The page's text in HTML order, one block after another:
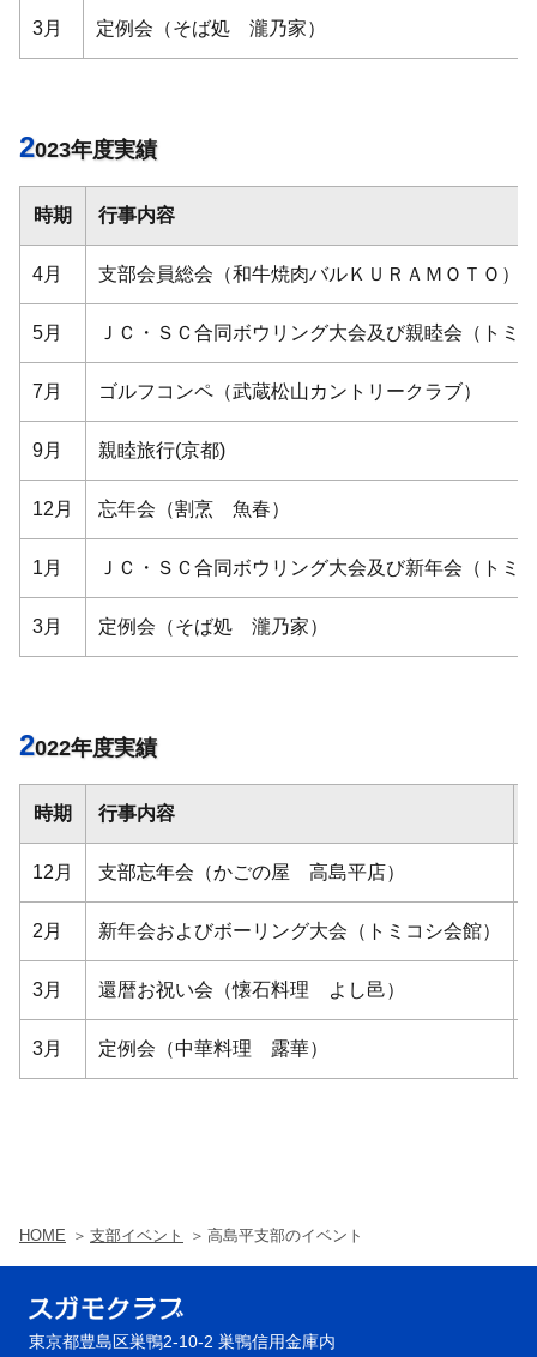
HOME 支部イベント 高島平支部のイベント
3月 定例会（そば処 瀧乃家）
2023年度実績
時期 行事内容
4月 支部会員総会（和牛焼肉バルＫＵＲＡＭＯＴＯ）
5月 ＪＣ・ＳＣ合同ボウリング大会及び親睦会（トミ
7月 ゴルフコンペ（武蔵松山カントリークラブ）
9月 親睦旅行(京都)
12月 忘年会（割烹 魚春）
1月 ＪＣ・ＳＣ合同ボウリング大会及び新年会（トミ
3月 定例会（そば処 瀧乃家）
2022年度実績
時期 行事内容
12月 支部忘年会（かごの屋 高島平店）
2月 新年会およびボーリング大会（トミコシ会館）
3月 還暦お祝い会（懐石料理 よし邑）
3月 定例会（中華料理 露華）
東京都豊島区巣鴨2-10-2 巣鴨信用金庫内